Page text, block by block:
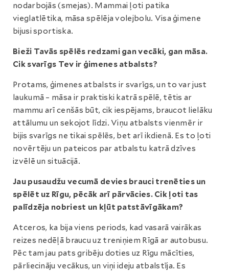
nodarbojās (smejas). Mammai ļoti patika
vieglatlētika, māsa spēlēja volejbolu. Visa ģimene
bijusi sportiska.
Bieži Tavās spēlēs redzami gan vecāki, gan māsa.
Cik svarīgs Tev ir ģimenes atbalsts?
Protams, ģimenes atbalsts ir svarīgs, un to var just
laukumā – māsa ir praktiski katrā spēlē, tētis ar
mammu arī cenšās būt, cik iespējams, braucot lielāku
attālumu un sekojot līdzi. Viņu atbalsts vienmēr ir
bijis svarīgs ne tikai spēlēs, bet arī ikdienā. Es to ļoti
novērtēju un pateicos par atbalstu katrā dzīves
izvēlē un situācijā.
Jau pusaudžu vecumā devies brauci trenēties un
spēlēt uz Rīgu, pēcāk arī pārvācies. Cik ļoti tas
palīdzēja nobriest un kļūt patstāvīgākam?
Atceros, ka bija viens periods, kad vasarā vairākas
reizes nedēļā braucu uz treniņiem Rīgā ar autobusu.
Pēc tam jau pats gribēju doties uz Rīgu mācīties,
pārliecināju vecākus, un viņi ideju atbalstīja. Es